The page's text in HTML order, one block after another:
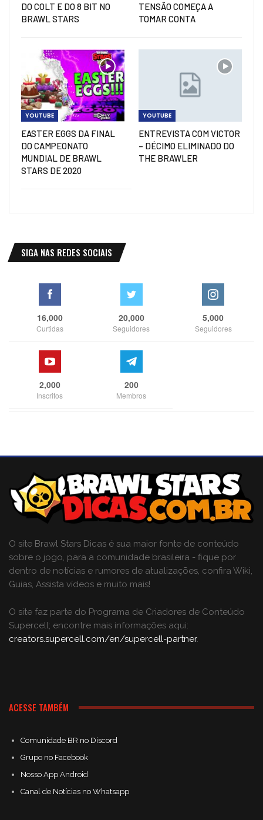
DO COLT E DO 8 BIT NO
BRAWL STARS
TENSÃO COMEÇA A
TOMAR CONTA
YOUTUBE
EASTER EGGS DA FINAL
DO CAMPEONATO
MUNDIAL DE BRAWL
STARS DE 2020
YOUTUBE
ENTREVISTA COM VICTOR
– DÉCIMO ELIMINADO DO
THE BRAWLER
SIGA NAS REDES SOCIAIS
16,000
Curtidas
20,000
Seguidores
5,000
Seguidores
2,000
Inscritos
200
Membros
O site Brawl Stars Dicas é sua maior fonte de conteúdo
sobre o jogo, para a comunidade brasileira - fique por
dentro de notícias e rumores de atualizações, confira Wiki,
Guias, Assista vídeos e muito mais!
O site faz parte do Programa de Criadores de Conteúdo
Supercell; encontre mais informações aqui:
creators.supercell.com/en/supercell-partner.
ACESSE TAMBÉM
Comunidade BR no Discord
Grupo no Facebook
Nosso App Android
Canal de Notícias no Whatsapp